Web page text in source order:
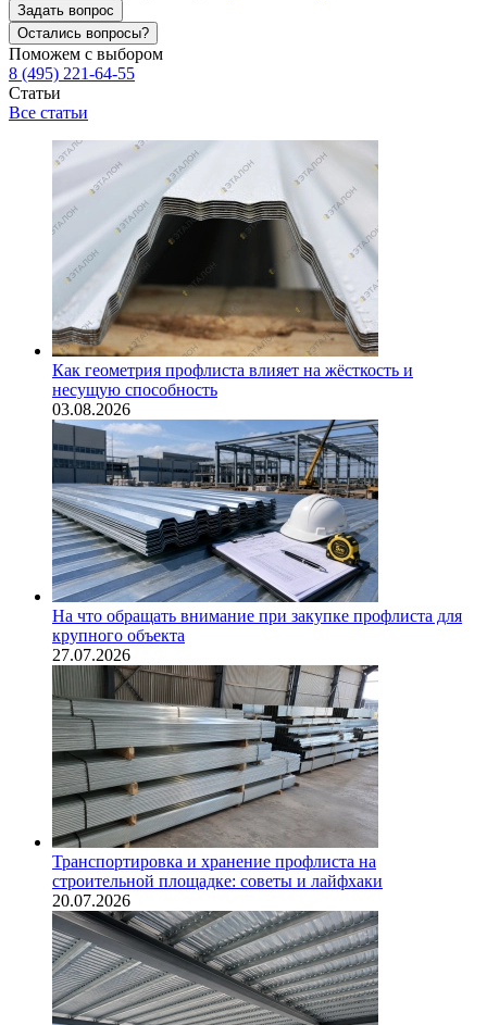
Задать вопрос
Остались вопросы?
Поможем с выбором
8 (495) 221-64-55
Статьи
Все статьи
Как геометрия профлиста влияет на жёсткость и
несущую способность
03.08.2026
На что обращать внимание при закупке профлиста для
крупного объекта
27.07.2026
Транспортировка и хранение профлиста на
строительной площадке: советы и лайфхаки
20.07.2026